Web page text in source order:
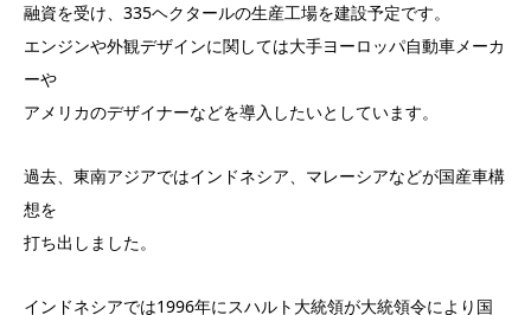
融資を受け、335ヘクタールの生産工場を建設予定です。
エンジンや外観デザインに関しては大手ヨーロッパ自動車メーカ
ーや
アメリカのデザイナーなどを導入したいとしています。
過去、東南アジアではインドネシア、マレーシアなどが国産車構
想を
打ち出しました。
インドネシアでは1996年にスハルト大統領が大統領令により国